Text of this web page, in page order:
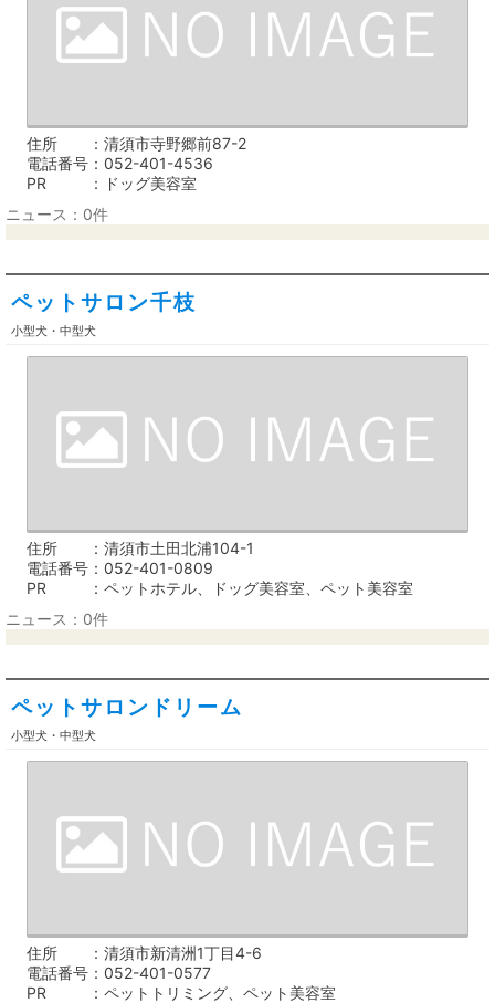
住所
清須市寺野郷前87-2
電話番号
052-401-4536
PR
ドッグ美容室
ニュース：0件
ペットサロン千枝
小型犬・中型犬
住所
清須市土田北浦104-1
電話番号
052-401-0809
PR
ペットホテル、ドッグ美容室、ペット美容室
ニュース：0件
ペットサロンドリーム
小型犬・中型犬
住所
清須市新清洲1丁目4-6
電話番号
052-401-0577
PR
ペットトリミング、ペット美容室